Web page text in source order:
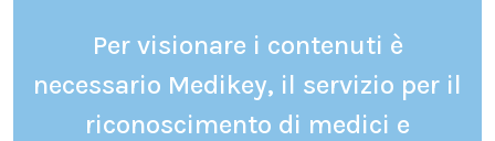
Per visionare i contenuti è
necessario Medikey, il servizio per il
riconoscimento di medici e